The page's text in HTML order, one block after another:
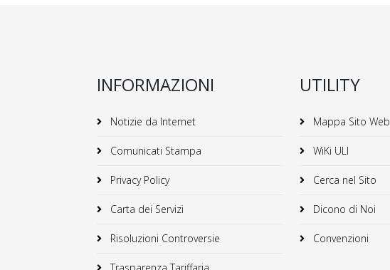
INFORMAZIONI
Notizie da Internet
Comunicati Stampa
Privacy Policy
Carta dei Servizi
Risoluzioni Controversie
UTILITY
Mappa Sito Web
WiKi ULI
Cerca nel Sito
Dicono di Noi
Convenzioni